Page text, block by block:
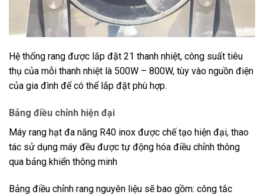
Hệ thống rang được lắp đặt 21 thanh nhiệt, công suất tiêu
thụ của mỗi thanh nhiệt là 500W – 800W, tùy vào nguồn điện
của gia đình để có thể lắp đặt phù hợp.
Bảng điều chỉnh hiện đại
Máy rang hạt đa năng R40 inox được chế tạo hiện đại, thao
tác sử dụng máy đều được tự động hóa điều chỉnh thông
qua bảng khiển thông minh
Bảng điều chỉnh rang nguyên liệu sẽ bao gồm: công tắc